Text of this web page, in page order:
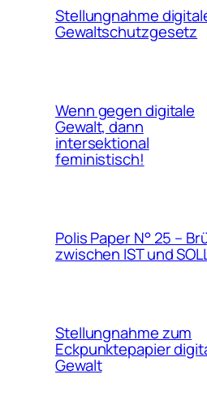
Stellungnahme
Gewaltschutzgesetz
Wenn gegen digitale
Gewalt, dann
intersektional
feministisch!
Polis Paper N° 25 –
zwischen IST und
Stellungnahme zum
Eckpunktepapier
Gewalt